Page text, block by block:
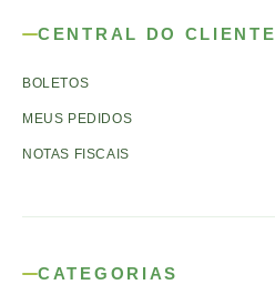
CENTRAL DO CLIENTE
BOLETOS
MEUS PEDIDOS
NOTAS FISCAIS
CATEGORIAS